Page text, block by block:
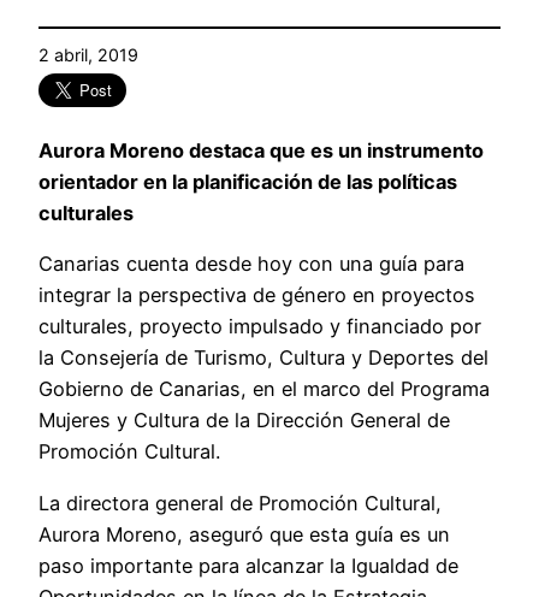
2 abril, 2019
Aurora Moreno destaca que es un instrumento
orientador en la planificación de las políticas
culturales
Canarias cuenta desde hoy con una guía para
integrar la perspectiva de género en proyectos
culturales, proyecto impulsado y financiado por
la Consejería de Turismo, Cultura y Deportes del
Gobierno de Canarias, en el marco del Programa
Mujeres y Cultura de la Dirección General de
Promoción Cultural.
La directora general de Promoción Cultural,
Aurora Moreno, aseguró que esta guía es un
paso importante para alcanzar la Igualdad de